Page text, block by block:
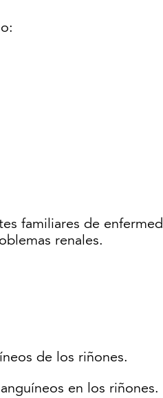
familiares de
renales.
de los riñones.
en los riñones.